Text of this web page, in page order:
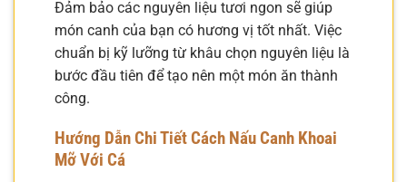
Đảm bảo các nguyên liệu tươi ngon sẽ giúp
món canh của bạn có hương vị tốt nhất. Việc
chuẩn bị kỹ lưỡng từ khâu chọn nguyên liệu là
bước đầu tiên để tạo nên một món ăn thành
công.
Hướng Dẫn Chi Tiết Cách Nấu Canh Khoai
Mỡ Với Cá